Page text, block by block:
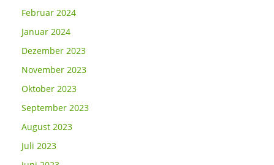
Februar 2024
Januar 2024
Dezember 2023
November 2023
Oktober 2023
September 2023
August 2023
Juli 2023